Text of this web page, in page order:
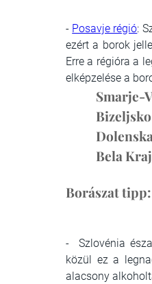
- Posavje régió:
ezért a borok
Erre a régióra a
elképzelése a
Smarje-
Bela
Borászat tipp:
- Szlovénia
közül ez a
alacsony